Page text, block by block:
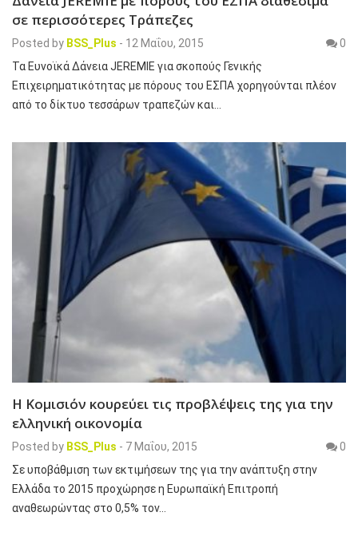
σε περισσότερες Τράπεζες
Posted by BSS_Plus - 12 Μαΐου, 2015
0
Τα Ευνοϊκά Δάνεια JEREMIE για σκοπούς Γενικής
Επιχειρηματικότητας με πόρους του ΕΣΠΑ χορηγούνται πλέον
από το δίκτυο τεσσάρων τραπεζών και…
Η Κομισιόν κουρεύει τις προβλέψεις της για την
ελληνική οικονομία
Posted by BSS_Plus - 7 Μαΐου, 2015
0
Σε υποβάθμιση των εκτιμήσεων της για την ανάπτυξη στην
Ελλάδα το 2015 προχώρησε η Ευρωπαϊκή Επιτροπή
αναθεωρώντας στο 0,5% τον…